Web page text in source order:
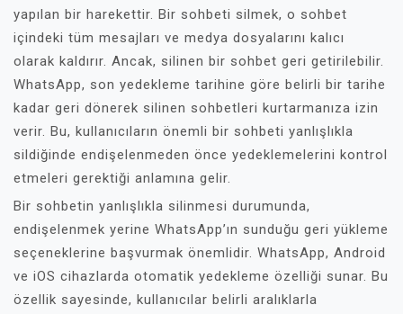
yapılan bir harekettir. Bir sohbeti silmek, o sohbet
içindeki tüm mesajları ve medya dosyalarını kalıcı
olarak kaldırır. Ancak, silinen bir sohbet geri getirilebilir.
WhatsApp, son yedekleme tarihine göre belirli bir tarihe
kadar geri dönerek silinen sohbetleri kurtarmanıza izin
verir. Bu, kullanıcıların önemli bir sohbeti yanlışlıkla
sildiğinde endişelenmeden önce yedeklemelerini kontrol
etmeleri gerektiği anlamına gelir.
Bir sohbetin yanlışlıkla silinmesi durumunda,
endişelenmek yerine WhatsApp’ın sunduğu geri yükleme
seçeneklerine başvurmak önemlidir. WhatsApp, Android
ve iOS cihazlarda otomatik yedekleme özelliği sunar. Bu
özellik sayesinde, kullanıcılar belirli aralıklarla